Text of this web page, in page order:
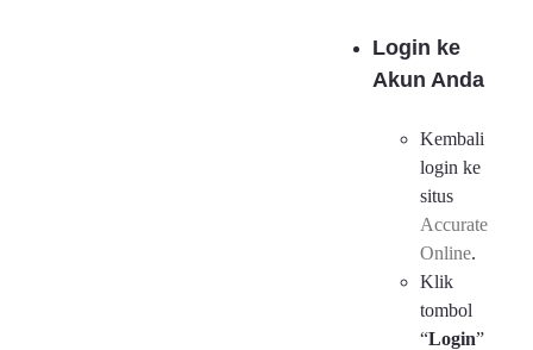
Login ke
Akun Anda
Kembali
login ke
situs
Accurate
Online.
Klik
tombol
“Login”